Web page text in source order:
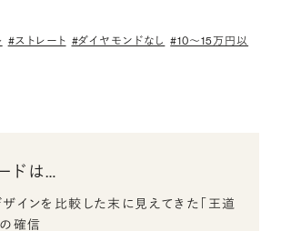
#ストレート #ダイヤモンドなし #10〜15万円以
ドは…
インを比較した末に見えてきた「王道
確信